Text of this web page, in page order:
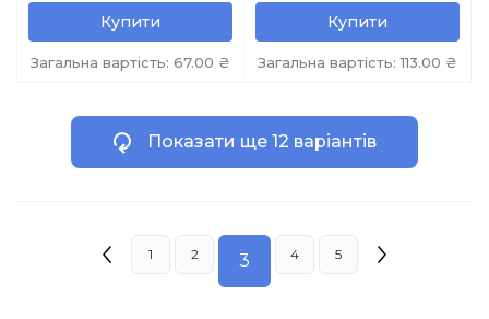
Купити
Загальна вартість: 67.00 ₴
Купити
Загальна вартість:113.00 ₴
Показати ще 12 варіантів
1 2 3 4 5